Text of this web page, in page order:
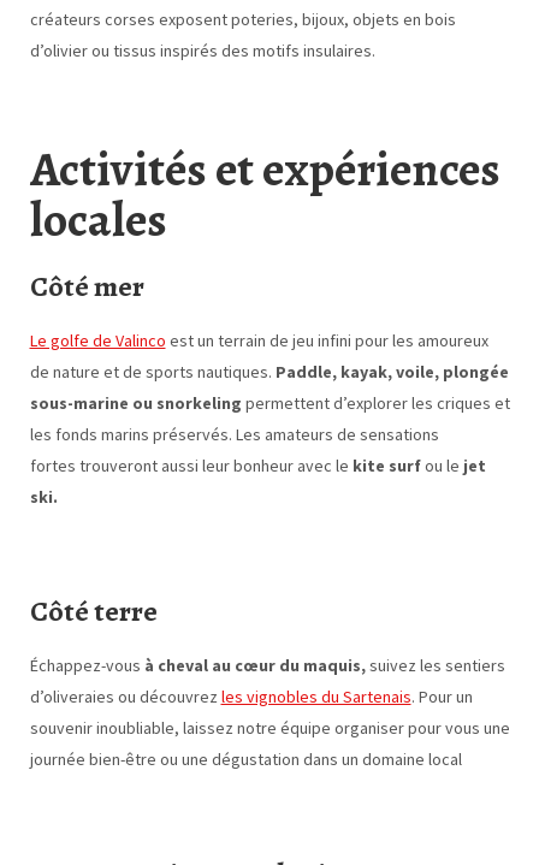
créateurs corses exposent poteries, bijoux, objets en bois
d’olivier ou tissus inspirés des motifs insulaires.
Activités et expériences
locales
Côté mer
Le golfe de Valinco est un terrain de jeu infini pour les amoureux
de nature et de sports nautiques. Paddle, kayak, voile, plongée
sous-marine ou snorkeling permettent d’explorer les criques et
les fonds marins préservés. Les amateurs de sensations
fortes trouveront aussi leur bonheur avec le kite surfou le jet
ski.
Côté terre
Échappez-vous à cheval au cœur du maquis,suivez les sentiers
d’oliveraies ou découvrez les vignobles du Sartenais. Pour un
souvenir inoubliable, laissez notre équipe organiser pour vous une
journée bien-être ou une dégustation dans un domaine local